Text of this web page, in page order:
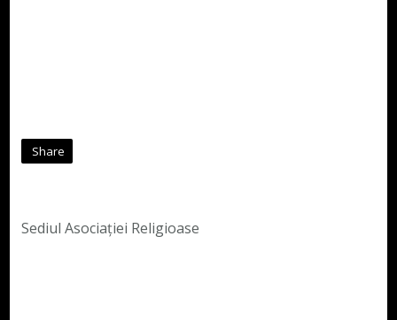
Share
Sediul Asociației Religioase